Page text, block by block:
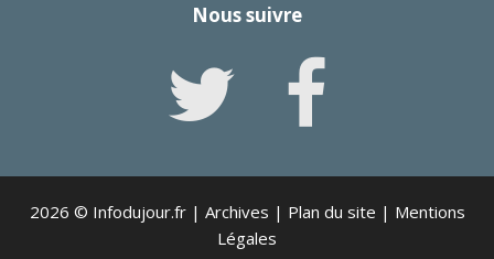
Nous suivre
2026 © Infodujour.fr | Archives | Plan du site | Mentions
Légales